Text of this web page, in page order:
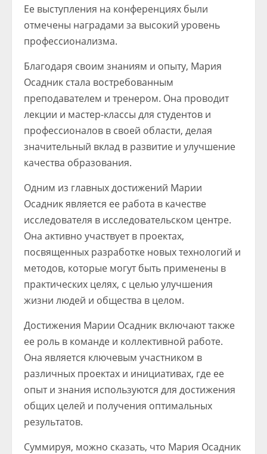
Ее выступления на конференциях были
отмечены наградами за высокий уровень
профессионализма.
Благодаря своим знаниям и опыту, Мария
Осадник стала востребованным
преподавателем и тренером. Она проводит
лекции и мастер-классы для студентов и
профессионалов в своей области, делая
значительный вклад в развитие и улучшение
качества образования.
Одним из главных достижений Марии
Осадник является ее работа в качестве
исследователя в исследовательском центре.
Она активно участвует в проектах,
посвященных разработке новых технологий и
методов, которые могут быть применены в
практических целях, с целью улучшения
жизни людей и общества в целом.
Достижения Марии Осадник включают также
ее роль в команде и коллективной работе.
Она является ключевым участником в
различных проектах и инициативах, где ее
опыт и знания используются для достижения
общих целей и получения оптимальных
результатов.
Суммируя, можно сказать, что Мария Осадник